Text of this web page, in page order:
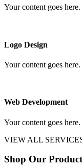
Your content goes
Logo Design
Your content goes
Web Development
Your content goes
VIEW ALL
Shop Our